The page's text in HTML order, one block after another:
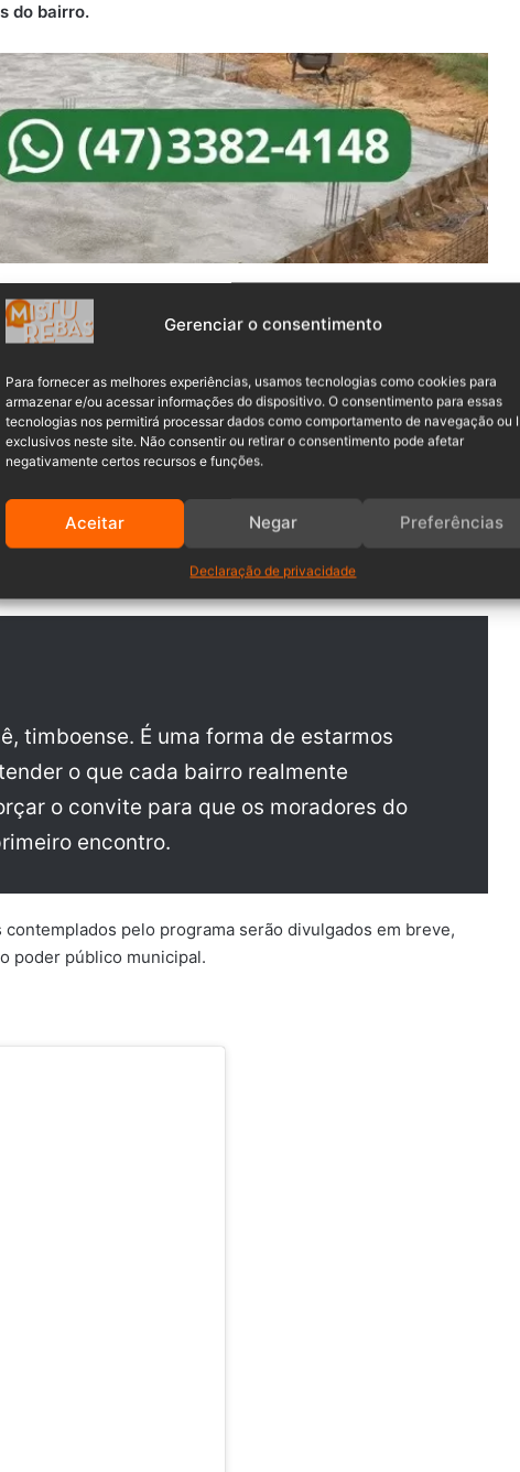
Gerenciar o consentimento
Para fornecer as melhores experiências, usamos tecnologias como cookies para
armazenar e/ou acessar informações do dispositivo. O consentimento para essas
tecnologias nos permitirá processar dados como comportamento de navegação ou
exclusivos neste site. Não consentir ou retirar o consentimento pode afetar
negativamente certos recursos e funções.
Aceitar Negar Preferências
Declaração de privacidade
do bairro.
toda a equipe de governo para ouvir a comunidade e
local.]
de 2025, reconhece desafios e projeta avanços para os
ao longo de todo o ano,percorrendo todos os bairros de
cidadã e construir soluções mais alinhadas às
timboense. É uma forma de estarmos
o que cada bairro realmente
o convite para que os moradores do
encontro.
pelo programa serão divulgados em breve,
poder público municipal.